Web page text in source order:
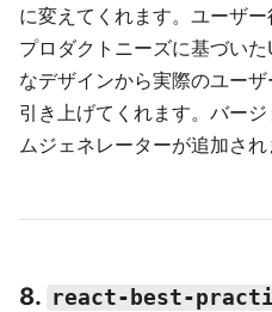
に変えてくれます。ユーザ
プロダクトニーズに基づい
なデザインから実際のユー
引き上げてくれます。バー
ムジェネレーターが追加され
8. react-best-